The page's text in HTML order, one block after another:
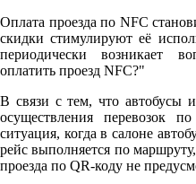
Оплата проезда по NFC
скидки стимулируют её
периодически возникает
оплатить проезд NFC?"
В связи с тем, что автобусы
осуществления перевозок
ситуация, когда в салоне
рейс выполняется по
проезда по QR-коду не